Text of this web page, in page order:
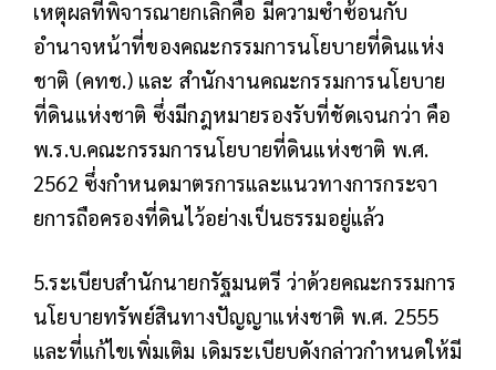
เหตุผลที่พิจารณายกเลิกคือ มีความซ้ำซ้อนกับ
อำนาจหน้าที่ของคณะกรรมการนโยบายที่ดินแห่ง
ชาติ (คทช.) และ สำนักงานคณะกรรมการนโยบาย
ที่ดินแห่งชาติ ซึ่งมีกฎหมายรองรับที่ชัดเจนกว่า คือ
พ.ร.บ.คณะกรรมการนโยบายที่ดินแห่งชาติ พ.ศ.
2562 ซึ่งกำหนดมาตรการและแนวทางการกระจา
ยการถือครองที่ดินไว้อย่างเป็นธรรมอยู่แล้ว
5.ระเบียบสำนักนายกรัฐมนตรี ว่าด้วยคณะกรรมการ
นโยบายทรัพย์สินทางปัญญาแห่งชาติ พ.ศ. 2555
และที่แก้ไขเพิ่มเติม เดิมระเบียบดังกล่าวกำหนดให้มี